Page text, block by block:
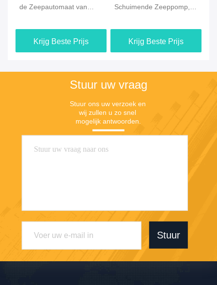
de Zeepautomaat van
Schuimpomp de
Flessengebruik
Krijg Beste Prijs
Schuimende Zeeppomp,
van de Gezichtswas de
Automaatpomp
Krijg Beste Prijs
Stuur uw vraag
Stuur ons uw verzoek en
wij zullen u zo snel
mogelijk antwoorden.
Stuur